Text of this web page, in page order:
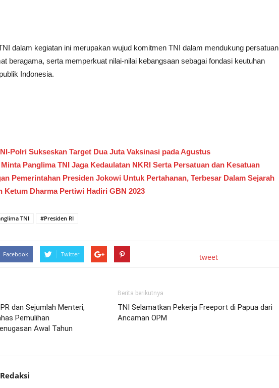
dalam kegiatan ini merupakan wujud komitmen TNI dalam mendukung persatuan
beragama, serta memperkuat nilai-nilai kebangsaan sebagai fondasi keutuhan
Indonesia.
Polri Sukseskan Target Dua Juta Vaksinasi pada Agustus
Panglima TNI Jaga Kedaulatan NKRI Serta Persatuan dan Kesatuan
Pemerintahan Presiden Jokowi Untuk Pertahanan, Terbesar Dalam Sejarah
Ketum Dharma Pertiwi Hadiri GBN 2023
TNI #Presiden RI
Facebook Twitter tweet
dan Sejumlah Menteri,
Pemulihan
Awal Tahun
Berita berikutnya
TNI Selamatkan Pekerja Freeport di Papua dari
Ancaman OPM
Redaksi